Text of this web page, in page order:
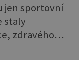
jen sportovní
staly
zdravého